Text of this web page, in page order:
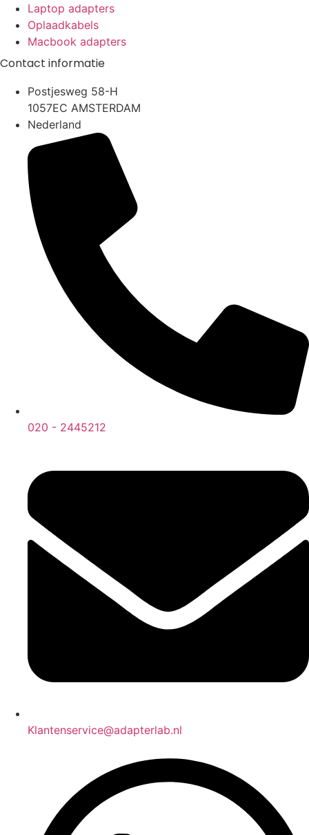
Laptop adapters
Oplaadkabels
Macbook adapters
Contact informatie
Postjesweg 58-H
1057EC AMSTERDAM
Nederland
020 - 2445212
Klantenservice@adapterlab.nl